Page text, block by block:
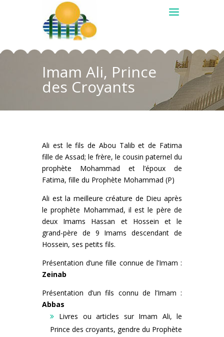
Imam Ali, Prince
des Croyants
Ali est le fils de Abou Talib et de Fatima
fille de Assad; le frère, le cousin paternel du
prophète Mohammad et l’époux de
Fatima, fille du Prophète Mohammad (P)
Ali est la meilleure créature de Dieu après
le prophète Mohammad, il est le père de
deux Imams Hassan et Hossein et le
grand-père de 9 Imams descendant de
Hossein, ses petits fils.
Présentation d’une fille connue de l’Imam :
Zeinab
Présentation d’un fils connu de l’Imam :
Abbas
Livres ou articles sur Imam Ali, le
Prince des croyants, gendre du Prophète